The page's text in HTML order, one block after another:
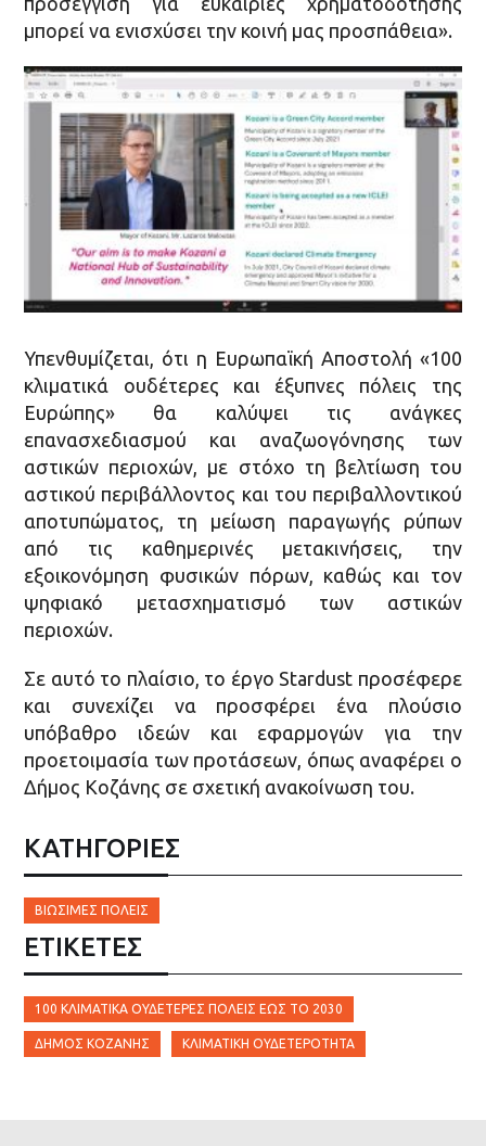
μπορεί να ενισχύσει την κοινή μας προσπάθεια».
Υπενθυμίζεται, ότι η Ευρωπαϊκή Αποστολή «100
κλιματικά ουδέτερες και έξυπνες πόλεις της
Ευρώπης» θα καλύψει τις ανάγκες
επανασχεδιασμού και αναζωογόνησης των
αστικών περιοχών, με στόχο τη βελτίωση του
αστικού περιβάλλοντος και του περιβαλλοντικού
αποτυπώματος, τη μείωση παραγωγής ρύπων
από τις καθημερινές μετακινήσεις, την
εξοικονόμηση φυσικών πόρων, καθώς και τον
ψηφιακό μετασχηματισμό των αστικών
περιοχών.
Σε αυτό το πλαίσιο, το έργο Stardust προσέφερε
και συνεχίζει να προσφέρει ένα πλούσιο
υπόβαθρο ιδεών και εφαρμογών για την
προετοιμασία των προτάσεων, όπως αναφέρει ο
Δήμος Κοζάνης σε σχετική ανακοίνωση του.
ΚΑΤΗΓΟΡΙΕΣ
ΒΙΏΣΙΜΕΣ ΠΌΛΕΙΣ
ΕΤΙΚΈΤΕΣ
100 ΚΛΙΜΑΤΙΚΆ ΟΥΔΈΤΕΡΕΣ ΠΌΛΕΙΣ ΈΩΣ ΤΟ 2030
ΔΉΜΟΣ ΚΟΖΆΝΗΣ ΚΛΙΜΑΤΙΚΉ ΟΥΔΕΤΕΡΌΤΗΤΑ